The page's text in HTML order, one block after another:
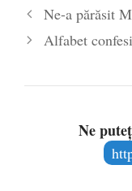
Ne-a părăsit
Alfabet
Ne